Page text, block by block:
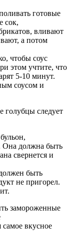
готовые
сок,
вливают
а потом
чтобы соус
этом учтите, что
5-10 минут.
соусом и
голубцы следует
Она должна быть
свернется и
быть
не пригорел.
замороженные
самое вкусное